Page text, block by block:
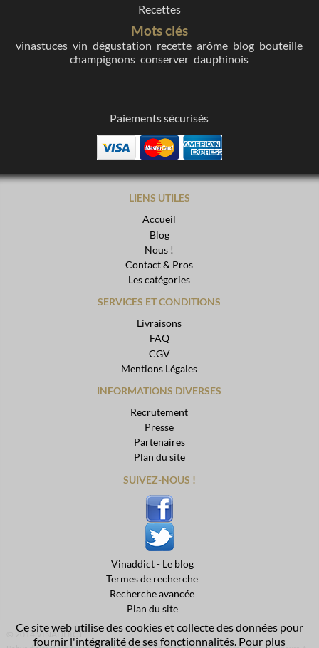
Recettes
Mots clés
vinastuces vin dégustation recette arôme blog bouteille
champignons conserver dauphinois
Paiements sécurisés
LIENS UTILES
Accueil
Blog
Nous !
Contact & Pros
Les catégories
SERVICES ET CONDITIONS
Livraisons
FAQ
CGV
Mentions Légales
INFORMATIONS DIVERSES
Recrutement
Presse
Partenaires
Plan du site
SUIVEZ-NOUS !
Vinaddict - Le blog
Termes de recherche
Recherche avancée
Plan du site
© 2014 VINADDICT
Ce site web utilise des cookies et collecte des données pour
fournir l'intégralité de ses fonctionnalités. Pour plus